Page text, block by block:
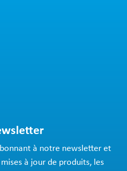
à notre newsletter et
à jour de produits, les